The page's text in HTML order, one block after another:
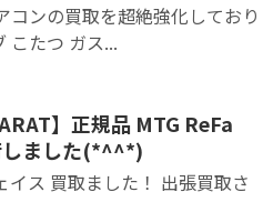
コンの買取を超絶強化しており
こたつ ガス...
】正規品 MTG ReFa
しました(*^^*)
イス 買取ました！ 出張買取さ